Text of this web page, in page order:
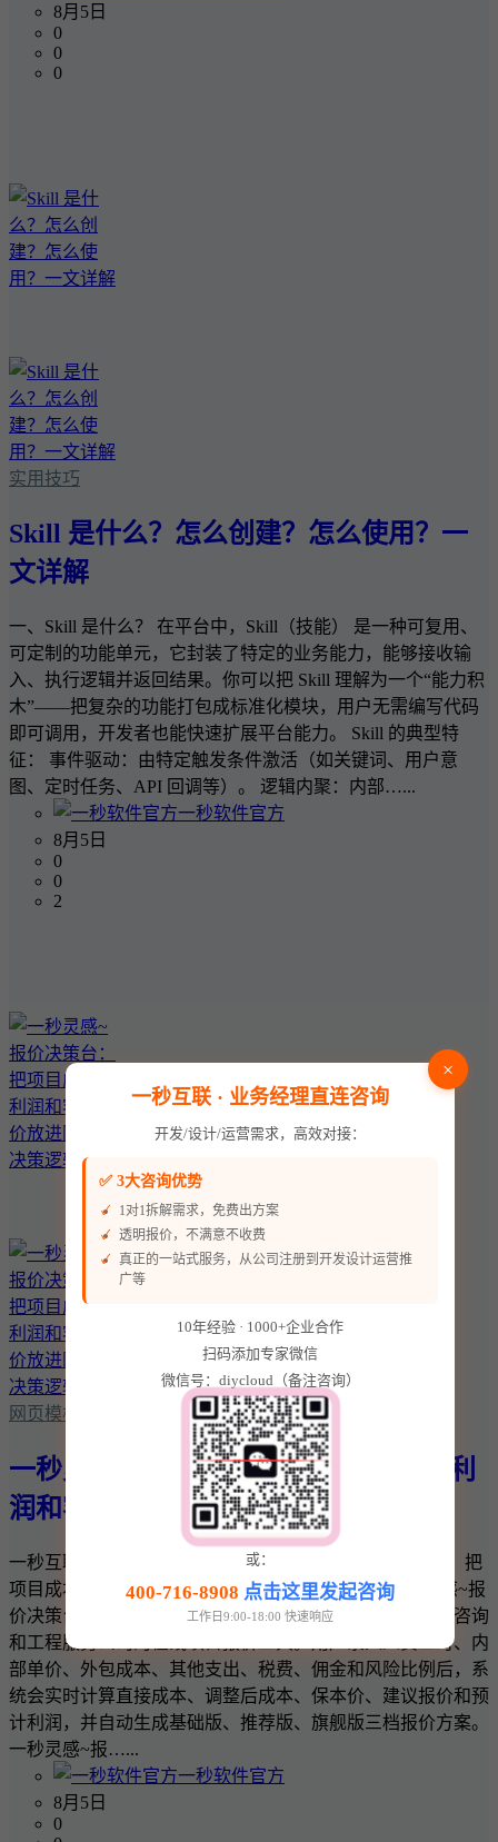
8月5日
0
0
0
实用技巧
Skill 是什么？怎么创建？怎么使用？一
文详解
一、Skill 是什么？ 在平台中，Skill（技能） 是一种可复用、
可定制的功能单元，它封装了特定的业务能力，能够接收输
入、执行逻辑并返回结果。你可以把 Skill 理解为一个“能力积
木”——把复杂的功能打包成标准化模块，用户无需编写代码
即可调用，开发者也能快速扩展平台能力。 Skill 的典型特
征： 事件驱动：由特定触发条件激活（如关键词、用户意
图、定时任务、API 回调等）。 逻辑内聚：内部…...
一秒软件官方
8月5日
0
0
2
网页模板
一秒灵感~报价决策台：把项目成本、利
润和客户报价放进同一套决策逻辑
一秒互联 · 一秒灵感实用商业工具 一秒灵感~报价决策台：把
项目成本、利润和客户报价放进同一套决策逻辑 一秒灵感~报
价决策台是一款面向网站建设、软件开发、设计、广告、咨询
和工程服务公司的在线项目报价工具。用户录入人员工时、内
部单价、外包成本、其他支出、税费、佣金和风险比例后，系
统会实时计算直接成本、调整后成本、保本价、建议报价和预
计利润，并自动生成基础版、推荐版、旗舰版三档报价方案。
一秒灵感~报…...
一秒软件官方
8月5日
0
×
一秒互联 · 业务经理直连咨询
开发/设计/运营需求，高效对接：
✅ 3大咨询优势
1对1拆解需求，免费出方案
透明报价，不满意不收费
真正的一站式服务，从公司注册到开发设计运营推
广等
10年经验 · 1000+企业合作
扫码添加专家微信
微信号：diycloud（备注咨询）
或：
400-716-8908 点击这里发起咨询
工作日9:00-18:00 快速响应